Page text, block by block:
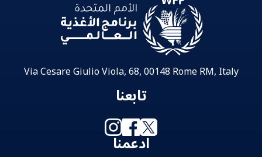
Via Cesare Giulio Viola, 68, 00148 Rome RM, Italy
تابعنا
ادعمنا